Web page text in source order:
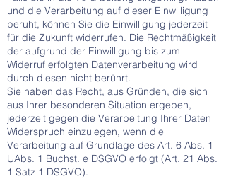
und die Verarbeitung auf dieser Einwilligung
beruht, können Sie die Einwilligung jederzeit
für die Zukunft widerrufen. Die Rechtmäßigkeit
der aufgrund der Einwilligung bis zum
Widerruf erfolgten Datenverarbeitung wird
durch diesen nicht berührt.
Sie haben das Recht, aus Gründen, die sich
aus Ihrer besonderen Situation ergeben,
jederzeit gegen die Verarbeitung Ihrer Daten
Widerspruch einzulegen, wenn die
Verarbeitung auf Grundlage des Art. 6 Abs. 1
UAbs. 1 Buchst. e DSGVO erfolgt (Art. 21 Abs.
1 Satz 1 DSGVO).